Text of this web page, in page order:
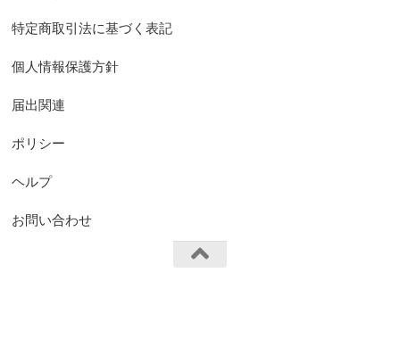
特定商取引法に基づく表記
個人情報保護方針
届出関連
ポリシー
ヘルプ
お問い合わせ